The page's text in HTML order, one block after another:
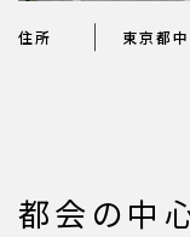
住所 東京都
都会の中